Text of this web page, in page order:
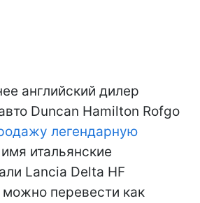
английский дилер
Duncan Hamilton Rofgo
легендарную
итальянские
Lancia Delta HF
можно перевести как